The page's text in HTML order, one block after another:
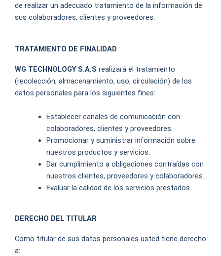
de realizar un adecuado tratamiento de la información de
sus colaboradores, clientes y proveedores.
TRATAMIENTO DE FINALIDAD
WG TECHNOLOGY S.A.S realizará el tratamiento
(recolección, almacenamiento, uso, circulación) de los
datos personales para los siguientes fines:
Establecer canales de comunicación con
colaboradores, clientes y proveedores.
Promocionar y suministrar información sobre
nuestros productos y servicios.
Dar cumplimiento a obligaciones contraídas con
nuestros clientes, proveedores y colaboradores.
Evaluar la calidad de los servicios prestados.
DERECHO DEL TITULAR
Como titular de sus datos personales usted tiene derecho
a: